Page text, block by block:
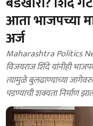
आता भाजपच्या
अर्ज
Maharashtra Politics
विजयराज शिंदे यांनीही
त्यामुळे बुलढाण्याच्या
पडण्याची शक्यता निर्माण